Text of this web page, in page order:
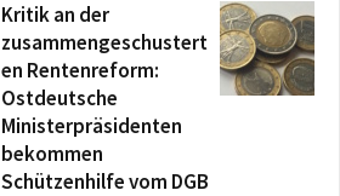
Kritik an der
zusammengeschustert
en Rentenreform:
Ostdeutsche
Ministerpräsidenten
bekommen
Schützenhilfe vom DGB